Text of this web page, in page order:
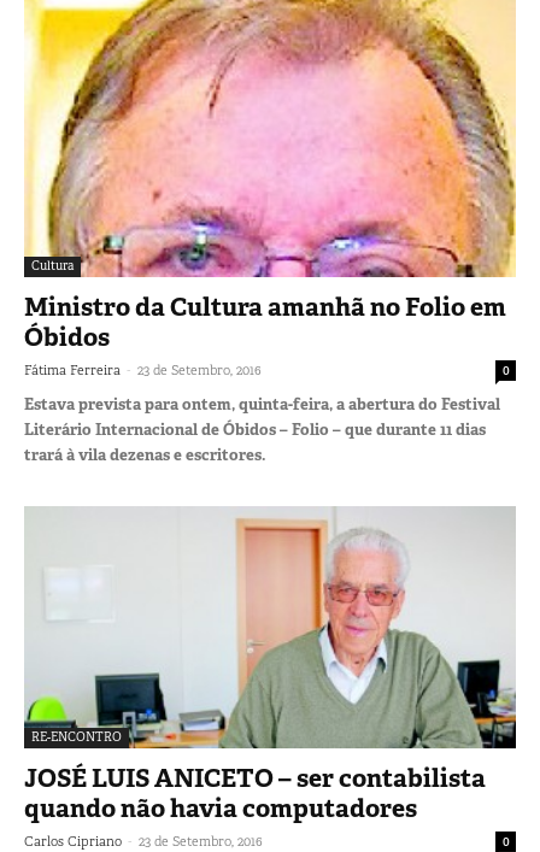
Cultura
Ministro da Cultura amanhã no Folio em
Óbidos
Fátima Ferreira - 23 de Setembro, 2016 0
Estava prevista para ontem, quinta-feira, a abertura do Festival
Literário Internacional de Óbidos – Folio – que durante 11 dias
trará à vila dezenas e escritores.
RE-ENCONTRO
JOSÉ LUIS ANICETO – ser contabilista
quando não havia computadores
Carlos Cipriano - 23 de Setembro, 2016 0